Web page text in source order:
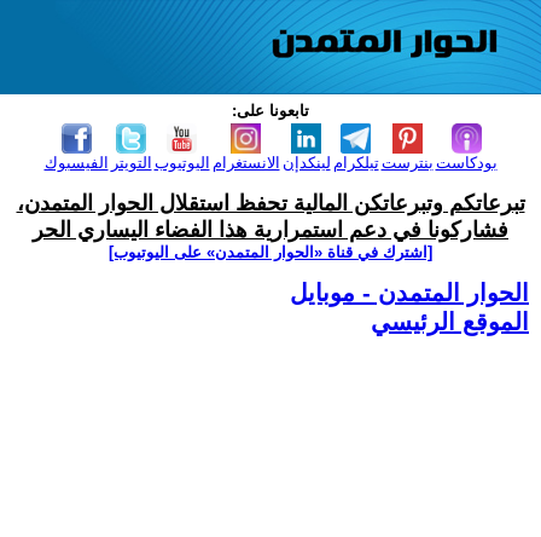
تابعونا على:
الفيسبوك التويتر اليوتيوب الانستغرام لينكدإن تيلكرامبنترست بودكاست
تبرعاتكم وتبرعاتكن المالية تحفظ استقلال الحوار المتمدن،
فشاركونا في دعم استمرارية هذا الفضاء اليساري الحر
[اشترك في قناة ‫«الحوار المتمدن» على اليوتيوب]
الحوار المتمدن - موبايل
الموقع الرئيسي